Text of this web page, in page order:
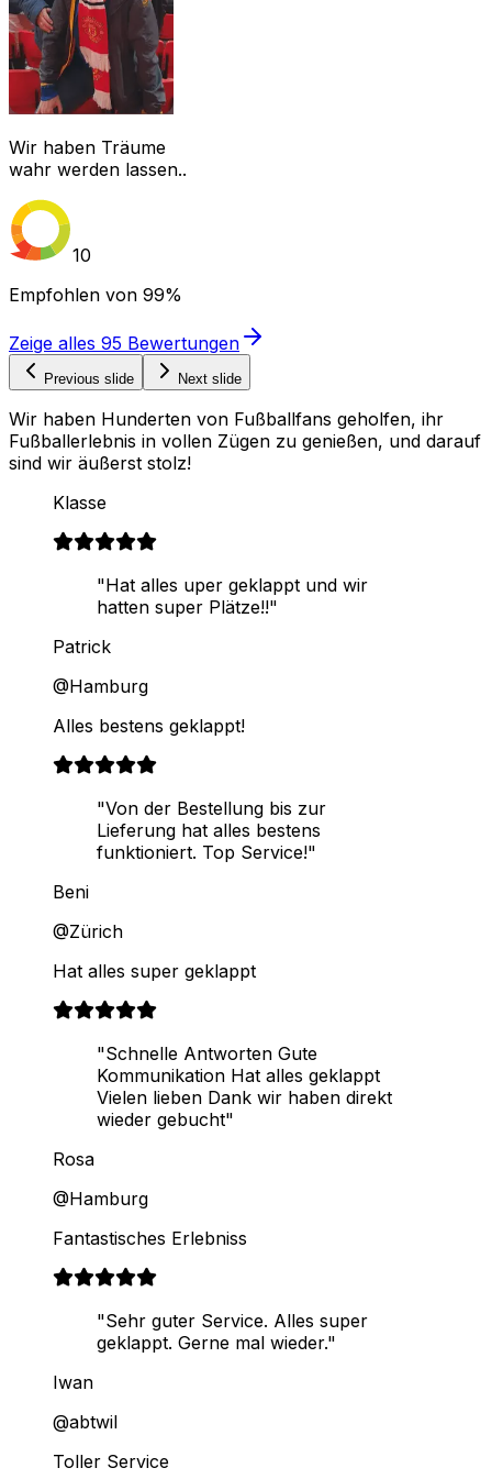
Wir haben Träume
wahr werden lassen..
10
Empfohlen von 99%
Zeige alles 95 Bewertungen
Previous slide Next slide
Wir haben Hunderten von Fußballfans geholfen, ihr
Fußballerlebnis in vollen Zügen zu genießen, und darauf
sind wir äußerst stolz!
Klasse
"Hat alles uper geklappt und wir
hatten super Plätze!!"
Patrick
@Hamburg
Alles bestens geklappt!
"Von der Bestellung bis zur
Lieferung hat alles bestens
funktioniert. Top Service!"
Beni
@Zürich
Hat alles super geklappt
"Schnelle Antworten Gute
Kommunikation Hat alles geklappt
Vielen lieben Dank wir haben direkt
wieder gebucht"
Rosa
@Hamburg
Fantastisches Erlebniss
"Sehr guter Service. Alles super
geklappt. Gerne mal wieder."
Iwan
@abtwil
Toller Service